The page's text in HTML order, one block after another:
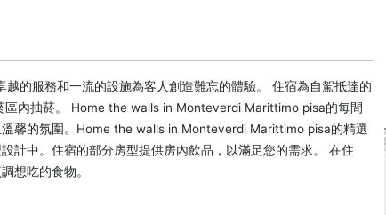
的服務和一流的設施為客人創造難忘的體驗。 住宿為自駕抵達的
區內抽菸。 Home the walls in Monteverdi Marittimo pisa的每間
馨的氛圍。Home the walls in Monteverdi Marittimo pisa的精選
計中。住宿的部分房型提供房內飲品，以滿足您的需求。 在住
想吃的食物。